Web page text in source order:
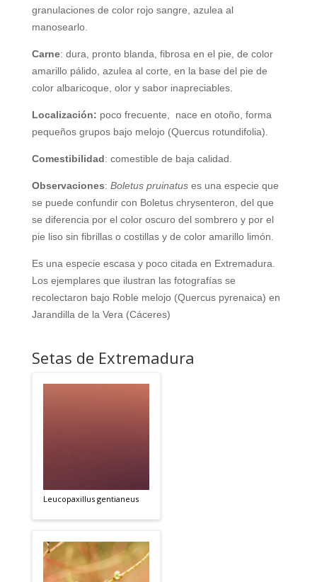
granulaciones de color rojo sangre, azulea al
manosearlo.
Carne: dura, pronto blanda, fibrosa en el pie, de color
amarillo pálido, azulea al corte, en la base del pie de
color albaricoque, olor y sabor inapreciables.
Localización: poco frecuente,
nace en otoño, forma
pequeños grupos bajo melojo (Quercus rotundifolia).
Comestibilidad: comestible de baja calidad.
Observaciones: Boletus pruinatuses una especie que
se puede confundir con Boletus chrysenteron, del que
se diferencia por el color oscuro del sombrero y por el
pie liso sin fibrillas o costillas y de color amarillo limón.
Es una especie escasa y poco citada en Extremadura.
Los ejemplares que ilustran las fotografías se
recolectaron bajo Roble melojo (Quercus pyrenaica) en
Jarandilla de la Vera (Cáceres)
Setas de Extremadura
Leucopaxillus gentianeus